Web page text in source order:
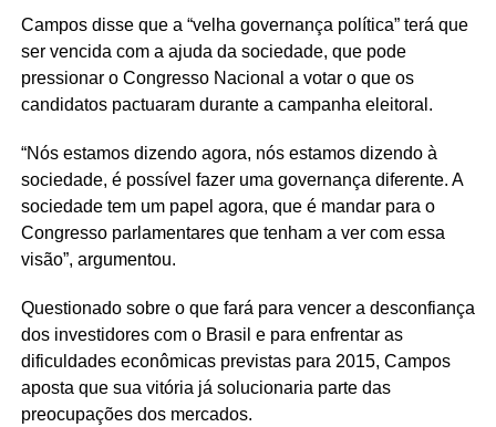
Campos disse que a “velha governança política” terá que
ser vencida com a ajuda da sociedade, que pode
pressionar o Congresso Nacional a votar o que os
candidatos pactuaram durante a campanha eleitoral.
“Nós estamos dizendo agora, nós estamos dizendo à
sociedade, é possível fazer uma governança diferente. A
sociedade tem um papel agora, que é mandar para o
Congresso parlamentares que tenham a ver com essa
visão”, argumentou.
Questionado sobre o que fará para vencer a desconfiança
dos investidores com o Brasil e para enfrentar as
dificuldades econômicas previstas para 2015, Campos
aposta que sua vitória já solucionaria parte das
preocupações dos mercados.